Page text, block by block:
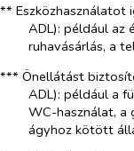
** Eszközhasználatot
ADL): például az
ruhavásárlás, a
*** Önellátást
ADL): például a
WC-használat, a
ágyhoz kötött